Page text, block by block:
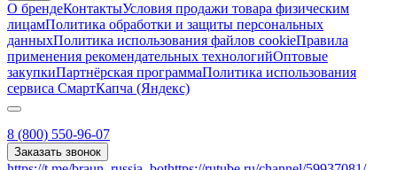
О брендеКонтактыУсловия продажи товара физическим
лицамПолитика обработки и защиты персональных
данныхПолитика использования файлов cookieПравила
применения рекомендательных технологийОптовые
закупкиПартнёрская программаПолитика использования
сервиса СмартКапча (Яндекс)
8 (800) 550-96-07
Заказать звонок